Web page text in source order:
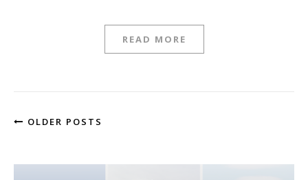
READ MORE
OLDER POSTS